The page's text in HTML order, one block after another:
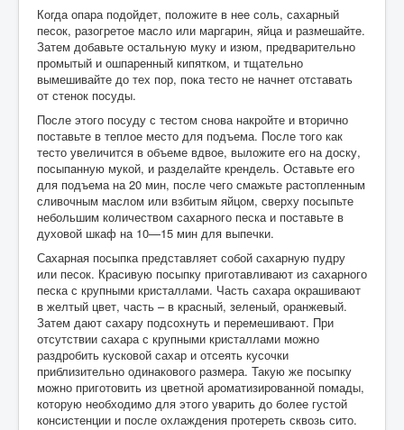
Когда опара подойдет, положите в нее соль, сахарный
песок, разогретое масло или маргарин, яйца и размешайте.
Затем добавьте остальную муку и изюм, предварительно
промытый и ошпаренный кипятком, и тщательно
вымешивайте до тех пор, пока тесто не начнет отставать
от стенок посуды.
После этого посуду с тестом снова накройте и вторично
поставьте в теплое место для подъема. После того как
тесто увеличится в объеме вдвое, выложите его на доску,
посыпанную мукой, и разделайте крендель. Оставьте его
для подъема на 20 мин, после чего смажьте растопленным
сливочным маслом или взбитым яйцом, сверху посыпьте
небольшим количеством сахарного песка и поставьте в
духовой шкаф на 10—15 мин для выпечки.
Сахарная посыпка представляет собой сахарную пудру
или песок. Красивую посыпку приготавливают из сахарного
песка с крупными кристаллами. Часть сахара окрашивают
в желтый цвет, часть – в красный, зеленый, оранжевый.
Затем дают сахару подсохнуть и перемешивают. При
отсутствии сахара с крупными кристаллами можно
раздробить кусковой сахар и отсеять кусочки
приблизительно одинакового размера. Такую же посыпку
можно приготовить из цветной ароматизированной помады,
которую необходимо для этого уварить до более густой
консистенции и после охлаждения протереть сквозь сито.